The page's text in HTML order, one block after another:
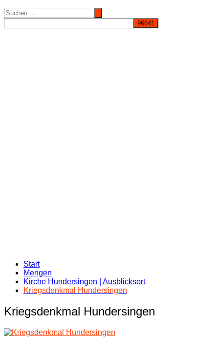
Start
Mengen
Kirche Hundersingen | Ausblicksort
Kriegsdenkmal Hundersingen
Kriegsdenkmal Hundersingen